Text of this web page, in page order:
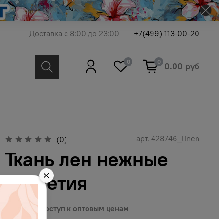
Доставка с 8:00 до 23:00 +7(499) 113-00-20
0 0 0.00 руб
(0) арт. 428746_linen
Ткань лен нежные
соцветия
Получить доступ к оптовым ценам